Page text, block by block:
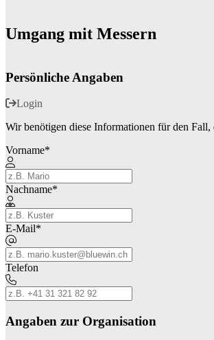
Umgang mit Messern
Persönliche Angaben
Login
Wir benötigen diese Informationen für den
Vorname*
Nachname*
E-Mail*
Telefon
Angaben zur Organisation